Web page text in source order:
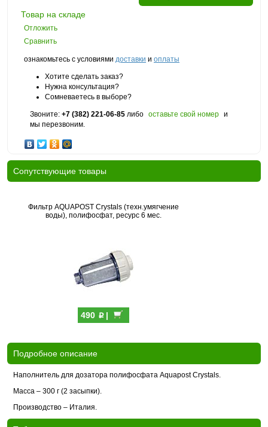
Товар на складе
Отложить
Сравнить
ознакомьтесь с условиями доставки и оплаты
Хотите сделать заказ?
Нужна консультация?
Сомневаетесь в выборе?
Звоните: +7 (382) 221-06-85 либо оставьте свой номер и
мы перезвоним.
Cопутствующие товары
Фильтр AQUAPOST Crystals (техн.умягчение
воды), полифосфат, ресурс 6 мес.
490 p|
Подробное описание
Наполнитель для дозатора полифосфата Aquapost Crystals.
Масса – 300 г (2 засыпки).
Производство – Италия.